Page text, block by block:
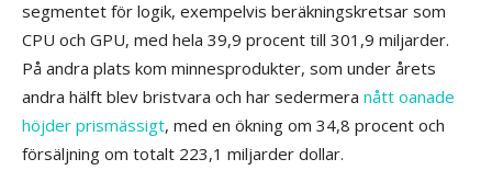
segmentet för logik, exempelvis beräkningskretsar som
CPU och GPU, med hela 39,9 procent till 301,9 miljarder.
På andra plats kom minnesprodukter, som under årets
andra hälft blev bristvara och har sedermera nått oanade
höjder prismässigt, med en ökning om 34,8 procent och
försäljning om totalt 223,1 miljarder dollar.